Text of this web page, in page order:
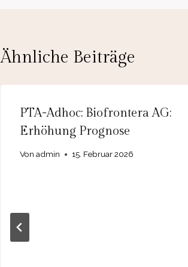
Ähnliche Beiträge
PTA-Adhoc: Biofrontera AG:
Erhöhung Prognose
Von admin 15. Februar 2026